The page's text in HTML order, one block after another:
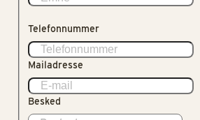
Telefonnummer
Mailadresse
Besked